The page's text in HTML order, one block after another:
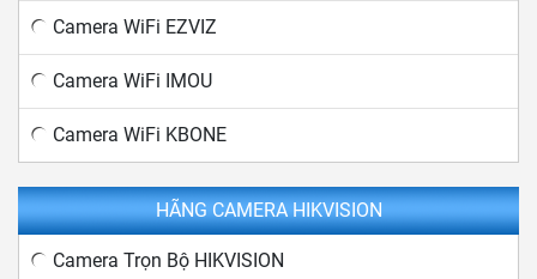
Camera WiFi EZVIZ
Camera WiFi IMOU
Camera WiFi KBONE
HÃNG CAMERA HIKVISION
Camera Trọn Bộ HIKVISION